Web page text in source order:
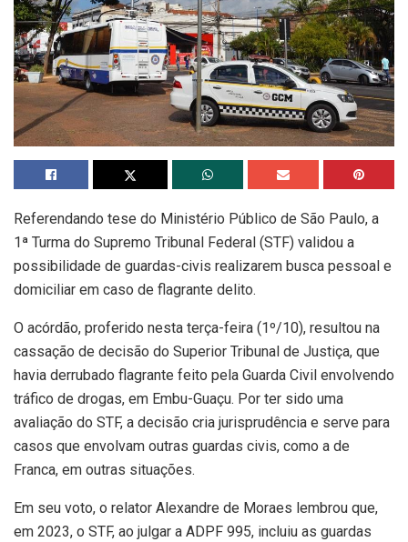
Referendando tese do Ministério Público de São Paulo, a
1ª Turma do Supremo Tribunal Federal (STF) validou a
possibilidade de guardas-civis realizarem busca pessoal e
domiciliar em caso de flagrante delito.
O acórdão, proferido nesta terça-feira (1º/10), resultou na
cassação de decisão do Superior Tribunal de Justiça, que
havia derrubado flagrante feito pela Guarda Civil envolvendo
tráfico de drogas, em Embu-Guaçu. Por ter sido uma
avaliação do STF, a decisão cria jurisprudência e serve para
casos que envolvam outras guardas civis, como a de
Franca, em outras situações.
Em seu voto, o relator Alexandre de Moraes lembrou que,
em 2023, o STF, ao julgar a ADPF 995, incluiu as guardas